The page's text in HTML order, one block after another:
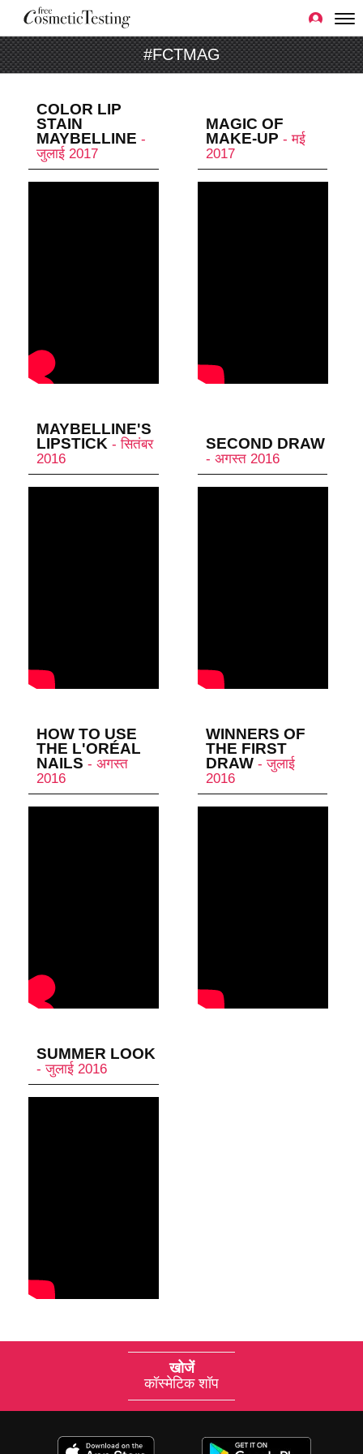
#FCTMAG
COLOR LIP
STAIN
MAYBELLINE -
जुलाई 2017
MAGIC OF
MAKE-UP - मई
2017
MAYBELLINE'S
LIPSTICK - सितंबर
2016
SECOND DRAW
- अगस्त 2016
HOW TO USE
THE L'ORÉAL
NAILS - अगस्त
2016
WINNERS OF
THE FIRST
DRAW - जुलाई
2016
SUMMER LOOK
- जुलाई 2016
खोजें
कॉस्मेटिक शॉप